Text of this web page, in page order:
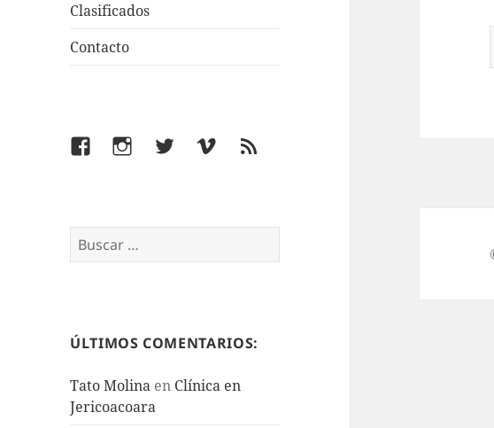
Clasificados
Contacto
FacebookInstagramTwitterVimeoFeed
Buscar:
ÚLTIMOS COMENTARIOS:
Tato Molina en Clínica en
Jericoacoara